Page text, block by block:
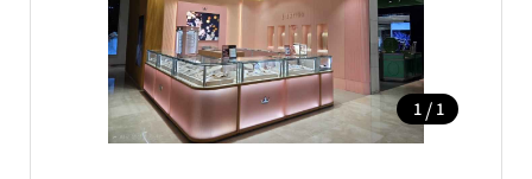
1 / 1